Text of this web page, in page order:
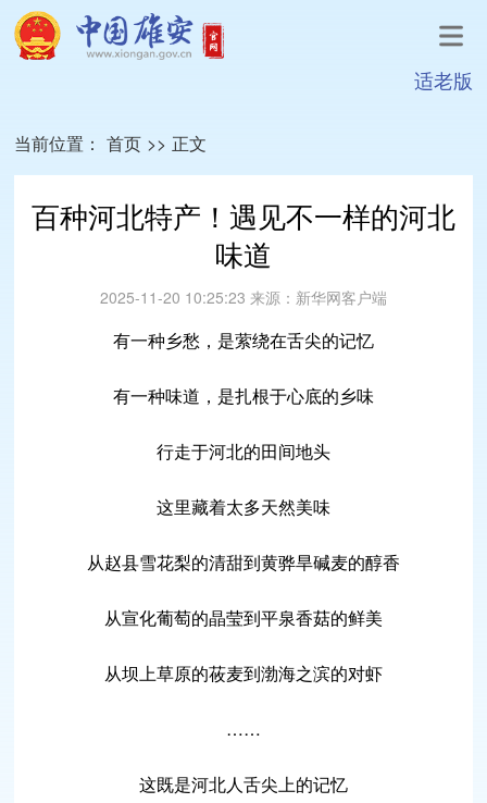
适老版
当前位置： 首页 >> 正文
百种河北特产！遇见不一样的河北
味道
2025-11-20 10:25:23 来源： 新华网客户端
有一种乡愁，是萦绕在舌尖的记忆
有一种味道，是扎根于心底的乡味
行走于河北的田间地头
这里藏着太多天然美味
从赵县雪花梨的清甜到黄骅旱碱麦的醇香
从宣化葡萄的晶莹到平泉香菇的鲜美
从坝上草原的莜麦到渤海之滨的对虾
……
这既是河北人舌尖上的记忆